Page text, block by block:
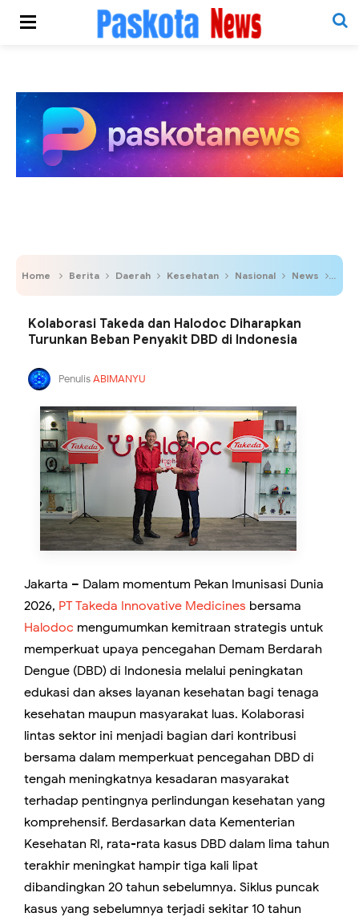
Home Berita Daerah Kesehatan Nasional News
Kolaborasi Takeda dan Halodoc Diharapkan
Turunkan Beban Penyakit DBD di Indonesia
PenulisABIMANYU
Jakarta – Dalam momentum Pekan Imunisasi Dunia
2026, PT Takeda Innovative Medicines bersama
Halodoc mengumumkan kemitraan strategis untuk
memperkuat upaya pencegahan Demam Berdarah
Dengue (DBD) di Indonesia melalui peningkatan
edukasi dan akses layanan kesehatan bagi tenaga
kesehatan maupun masyarakat luas. Kolaborasi
lintas sektor ini menjadi bagian dari kontribusi
bersama dalam memperkuat pencegahan DBD di
tengah meningkatnya kesadaran masyarakat
terhadap pentingnya perlindungan kesehatan yang
komprehensif. Berdasarkan data Kementerian
Kesehatan RI, rata-rata kasus DBD dalam lima tahun
terakhir meningkat hampir tiga kali lipat
dibandingkan 20 tahun sebelumnya. Siklus puncak
kasus yang sebelumnya terjadi sekitar 10 tahun